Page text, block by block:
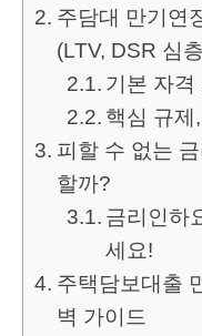
주담대 만기연
(LTV, DSR 심
기본 자격
핵심 규제
피할 수 없는
할까?
금리인하
세요!
주택담보대출
벽 가이드